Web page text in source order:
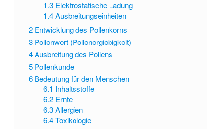
1.3 Elektrostatische Ladung
1.4 Ausbreitungseinheiten
2 Entwicklung des Pollenkorns
3 Pollenwert (Pollenergiebigkeit)
4Ausbreitung des Pollens
5 Pollenkunde
6 Bedeutung für den Menschen
6.1 Inhaltsstoffe
6.2 Ernte
6.3 Allergien
6.4 Toxikologie